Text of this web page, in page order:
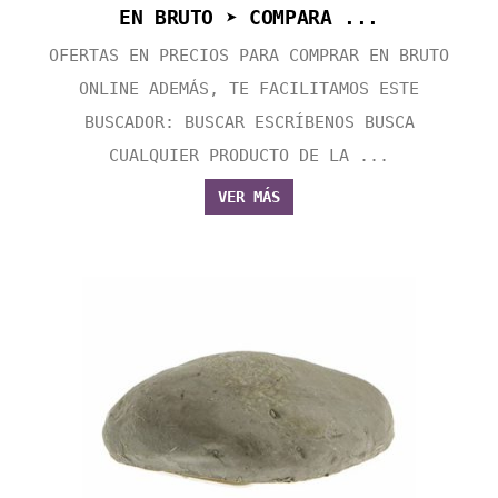
EN BRUTO ➤ COMPARA ...
OFERTAS EN PRECIOS PARA COMPRAR EN BRUTO
ONLINE ADEMÁS, TE FACILITAMOS ESTE
BUSCADOR: BUSCAR ESCRÍBENOS BUSCA
CUALQUIER PRODUCTO DE LA ...
VER MÁS